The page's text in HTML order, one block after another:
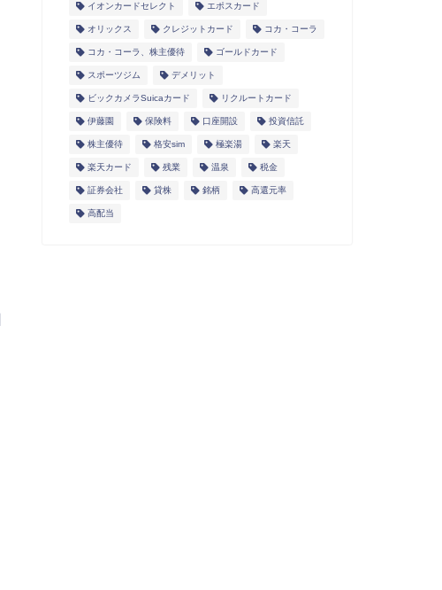
イオンカードセレクト エポスカード
オリックス クレジットカード コカ・コーラ
コカ・コーラ、株主優待 ゴールドカード
スポーツジム デメリット
ビックカメラSuicaカード リクルートカード
伊藤園 保険料 口座開設 投資信託
株主優待 格安sim 極楽湯 楽天
楽天カード 残業 温泉 税金
証券会社 貸株 銘柄 高還元率
高配当